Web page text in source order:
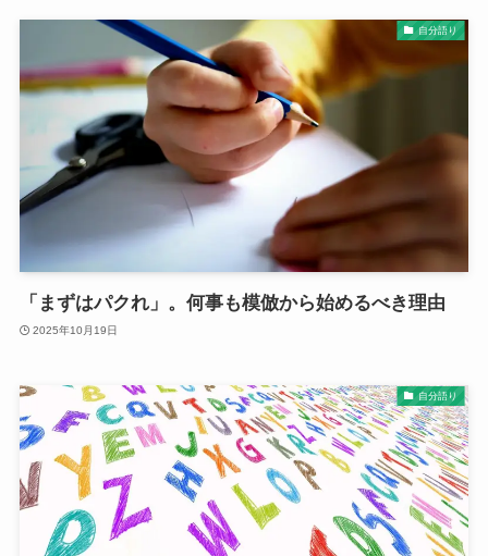
自分語り
「まずはパクれ」。何事も模倣から始めるべき理由
2025年10月19日
自分語り